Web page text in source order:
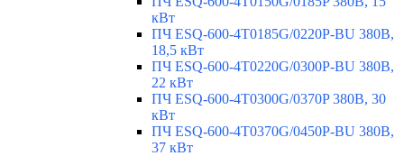
кВт
ПЧ ESQ-600-4T0185G/0220P-BU 380В,
18,5 кВт
ПЧ ESQ-600-4T0220G/0300P-BU 380В,
22 кВт
ПЧ ESQ-600-4T0300G/0370P 380В, 30
кВт
ПЧ ESQ-600-4T0370G/0450P-BU 380В,
37 кВт